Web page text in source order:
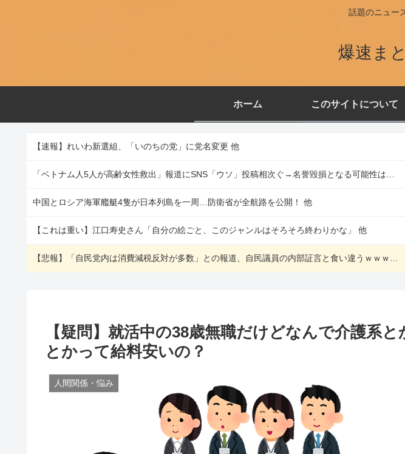
話題のニュー
爆速ま
ホーム このサイトについて
【速報】れいわ新選組、「いのちの党」に党名変更 他
中国とロシア海軍艦艇4隻が日本列島を一周…防衛省が全航路を公開！ 他
【これは重い】江口寿史さん「自分の絵ごと、このジャンルはそろそろ終わりかな」 他
【疑問】就活中の38歳無職だけどなんで介護系
とかって給料安いの？
人間関係・悩み